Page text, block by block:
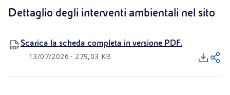
Dettaglio degli interventi ambientali nel sito
Scarica la scheda completa in versione PDF.
13/07/2026 · 279,03 KB